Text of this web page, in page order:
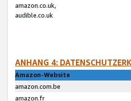
amazon.co.uk,
audible.co.uk
ANHANG 4:
Amazon-Website
amazon.com.be
amazon.fr